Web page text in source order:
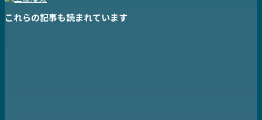
これらの記事も読まれています